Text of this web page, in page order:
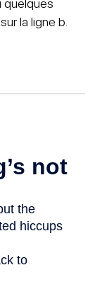
la ligne b.